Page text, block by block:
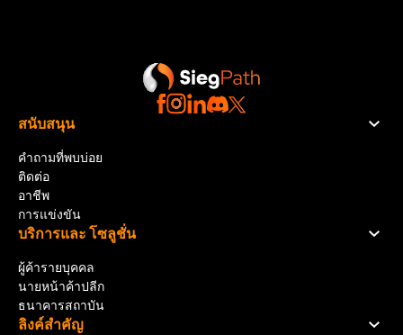
สนับสนุน
คำถามที่พบบ่อย
ติดต่อ
อาชีพ
การแข่งขัน
บริการและ โซลูชั่น
ผู้ค้ารายบุคคล
นายหน้าค้าปลีก
ธนาคารสถาบัน
ลิงค์สําคัญ